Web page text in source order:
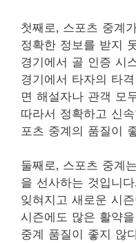
첫째로, 스포츠 중계
정확한 정보를 받지
경기에서 골 인증 시
경기에서 타자의 타
면 해설자나 관객 모
따라서 정확하고 신
포츠 중계의 품질이
둘째로, 스포츠 중계
을 선사하는 것입니
잊혀지고 새로운 시
시즌에도 많은 활약
중계 품질이 좋지 않